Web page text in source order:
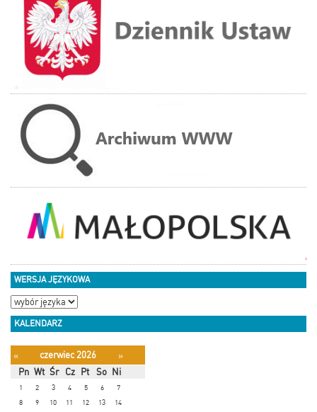
WERSJA JĘZYKOWA
KALENDARZ
« czerwiec 2026
»
Pn Wt Śr Cz Pt So Ni
1 2 3 4 5 6
7
8
9 10 11 12 13 14